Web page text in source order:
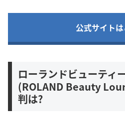
公式サイト
ローランドビューティ
(ROLAND Beauty
判は?